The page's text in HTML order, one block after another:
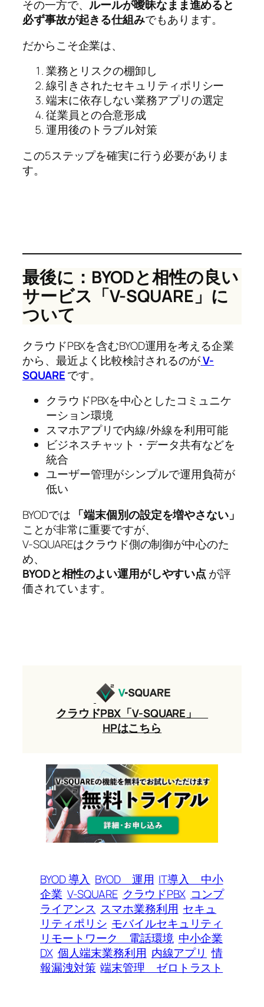
その一方で、ルールが曖昧なまま進めると
必ず事故が起きる仕組みでもあります。
だからこそ企業は、
業務とリスクの棚卸し
線引きされたセキュリティポリシー
端末に依存しない業務アプリの選定
従業員との合意形成
運用後のトラブル対策
この5ステップを確実に行う必要がありま
す。
最後に：BYODと相性の良い
サービス「V-SQUARE」に
ついて
クラウドPBXを含むBYOD運用を考える企業
から、最近よく比較検討されるのがV-
SQUAREです。
クラウドPBXを中心としたコミュニケ
ーション環境
スマホアプリで内線/外線を利用可能
ビジネスチャット・データ共有などを
統合
ユーザー管理がシンプルで運用負荷が
低い
BYODでは 「端末個別の設定を増やさない」
ことが非常に重要ですが、
V-SQUAREはクラウド側の制御が中心のた
め、
BYODと相性のよい運用がしやすい点 が評
価されています。
クラウドPBX「V-SQUARE」
HPはこちら
BYOD 導入 BYOD 運用 IT導入 中小
企業 V-SQUARE クラウドPBX コンプ
ライアンス スマホ業務利用 セキュ
リティポリシ モバイルセキュリティ
リモートワーク 電話環境 中小企業
DX 個人端末業務利用 内線アプリ 情
報漏洩対策 端末管理 ゼロトラスト